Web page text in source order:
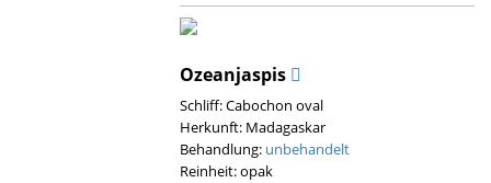
Ozeanjaspis
Schliff: Cabochon oval
Herkunft: Madagaskar
Behandlung: unbehandelt
Reinheit: opak